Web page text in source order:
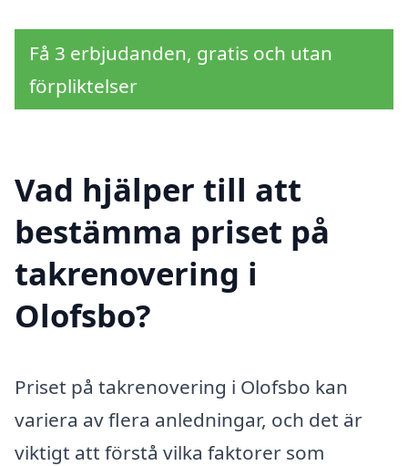
Få 3 erbjudanden, gratis och utan
förpliktelser
Vad hjälper till att
bestämma priset på
takrenovering i
Olofsbo?
Priset på takrenovering i Olofsbo kan
variera av flera anledningar, och det är
viktigt att förstå vilka faktorer som